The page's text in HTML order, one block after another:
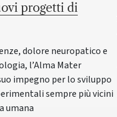
progetti di
dolore neuropatico e
l’Alma Mater
impegno per lo sviluppo
sempre più vicini
umana